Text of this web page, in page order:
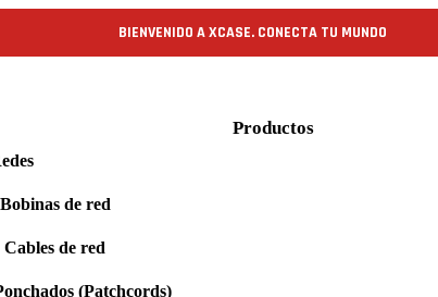
BIENVENIDO A XCASE. CONECTA TU MUNDO
Productos
Bobinas de red
Cables de red
(Patchcords)